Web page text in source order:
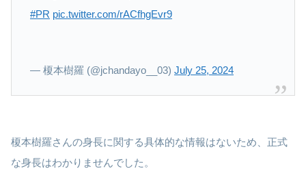
#PR pic.twitter.com/rACfhgEvr9
— 榎本樹羅 (@jchandayo__03) July 25, 2024
榎本樹羅さんの身長に関する具体的な情報はないため、正式
な身長はわかりませんでした。